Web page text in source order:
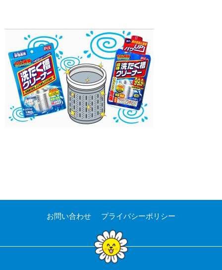
お問い合わせ プライバシーポリシー